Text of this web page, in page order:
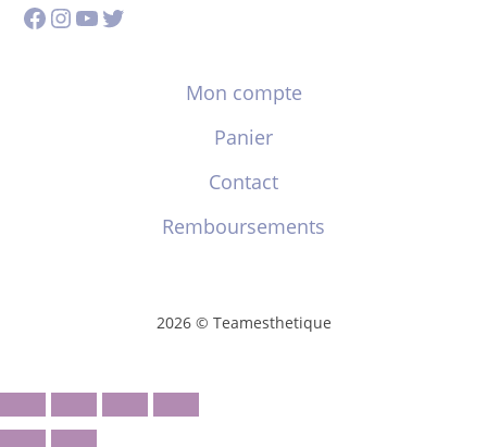
Facebook
Instagram
YouTube
Twitter
Mon compte
Panier
Contact
Remboursements
2026 © Teamesthetique